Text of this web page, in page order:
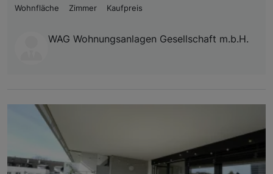
Wohnfläche
Zimmer Kaufpreis
WAG Wohnungsanlagen Gesellschaft m.b.H.